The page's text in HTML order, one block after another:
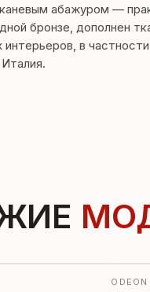
абажуром —
бронзе, дополнен
интерьеров, в